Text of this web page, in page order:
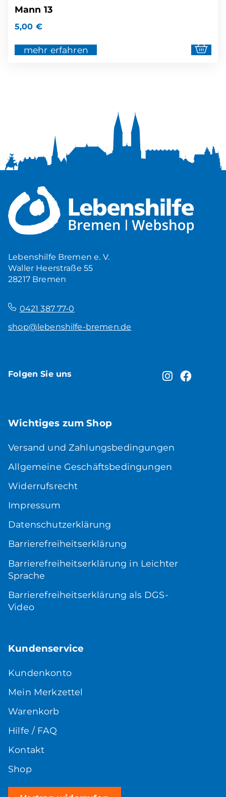
Mann 13
5,00 €
mehr erfahren
Lebenshilfe Bremen e. V.
Waller Heerstraße 55
28217 Bremen
0421 387 77-0
shop@lebenshilfe-bremen.de
Folgen Sie uns
Wichtiges zum Shop
Versand und Zahlungsbedingungen
Allgemeine Geschäftsbedingungen
Widerrufsrecht
Impressum
Datenschutzerklärung
Barrierefreiheitserklärung
Barrierefreiheitserklärung in Leichter
Sprache
Barrierefreiheitserklärung als DGS-
Video
Kundenservice
Kundenkonto
Mein Merkzettel
Warenkorb
Hilfe / FAQ
Kontakt
Shop